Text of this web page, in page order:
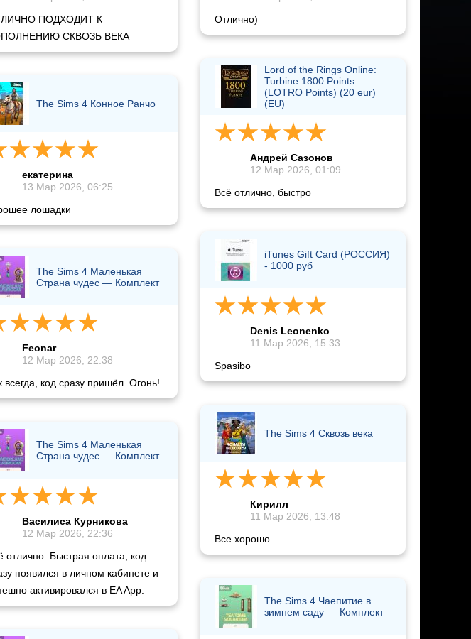
ПОДХОДИТ К
СКВОЗЬ ВЕКА
The Sims 4 Конное Ранчо
екатерина
13 Мар 2026, 06:25
лошадки
The Sims 4 Маленькая
Страна чудес — Комплект
Feonar
12 Мар 2026, 22:38
всегда, код сразу пришёл. Огонь!
The Sims 4 Маленькая
Страна чудес — Комплект
Василиса Курникова
12 Мар 2026, 22:36
отлично. Быстрая оплата, код
появился в личном кабинете и
активировался в EA App.
Отлично)
Lord of the Rings Online:
Turbine 1800 Points
(LOTRO Points) (20 eur)
(EU)
Андрей Сазонов
12 Мар 2026, 01:09
Всё отлично, быстро
iTunes Gift Card (РОССИЯ)
- 1000 руб
Denis Leonenko
11 Мар 2026, 15:33
Spasibo
The Sims 4 Сквозь века
Кирилл
11 Мар 2026, 13:48
Все хорошо
The Sims 4 Чаепитие в
зимнем саду — Комплект